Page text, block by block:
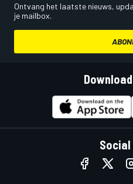
Ontvang het laatste nieuws,
je mailbox.
Social